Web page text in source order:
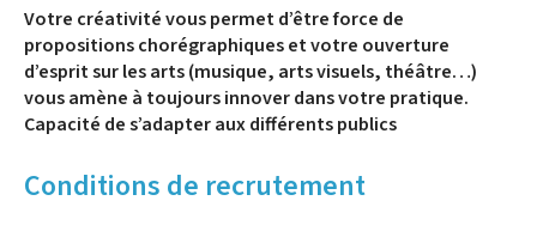
Votre créativité vous permet d’être force de
propositions chorégraphiques et votre ouverture
d’esprit sur les arts (musique, arts visuels, théâtre…)
vous amène à toujours innover dans votre pratique.
Capacité de s’adapter aux différents publics
Conditions de recrutement